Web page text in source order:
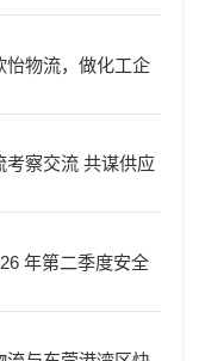
怡物流，做化工企
考察交流 共谋供应
年第二季度安全